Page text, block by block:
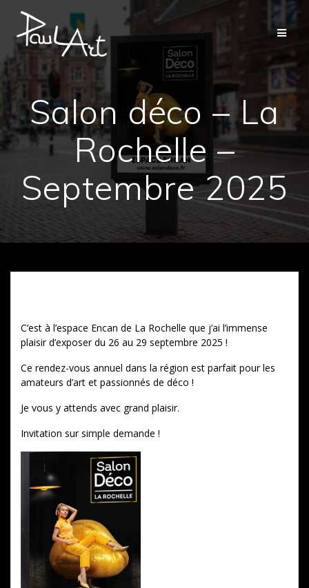
Passer
au
contenu
Salon déco – La
Rochelle –
Septembre 2025
C’est à l’espace Encan de La Rochelle que j’ai l’immense
plaisir d’exposer du 26 au 29 septembre 2025 !
Ce rendez-vous annuel dans la région est parfait pour les
amateurs d’art et passionnés de déco !
Je vous y attends avec grand plaisir.
Invitation sur simple demande !